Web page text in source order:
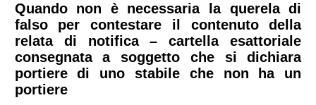
Quando non è necessaria la querela di
falso per contestare il contenuto della
relata di notifica – cartella esattoriale
consegnata a soggetto che si dichiara
portiere di uno stabile che non ha un
portiere